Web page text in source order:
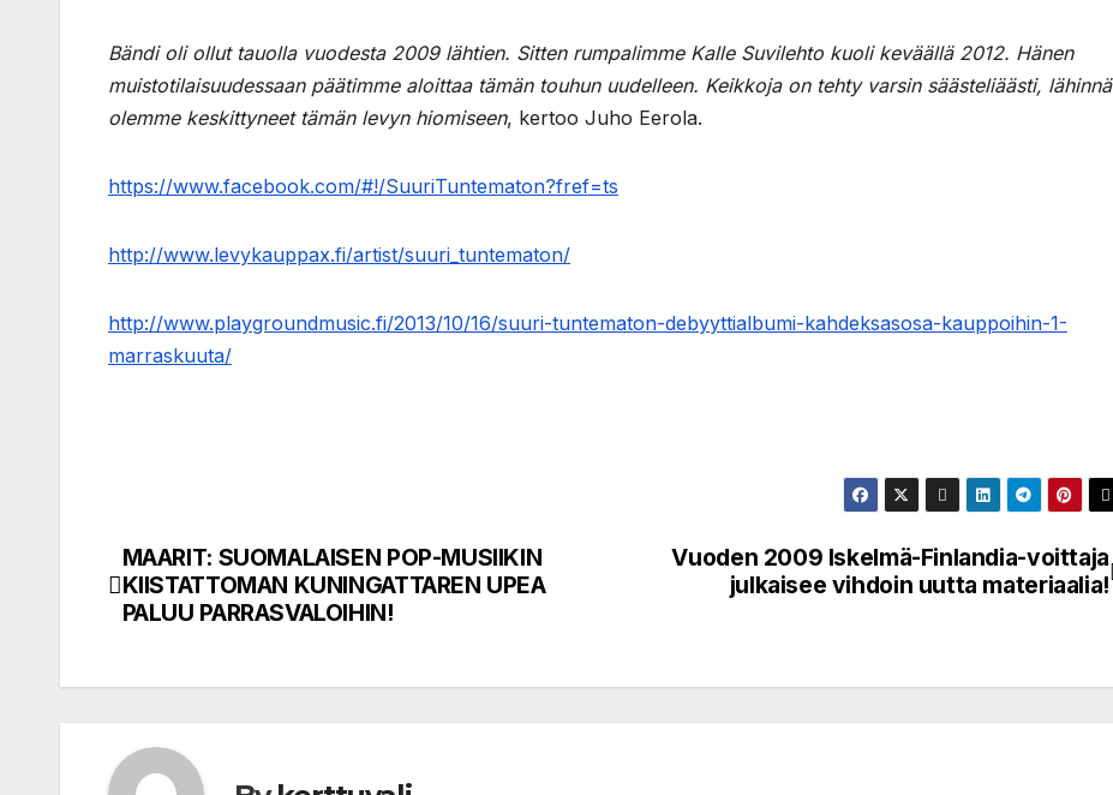
Bändi oli ollut tauolla vuodesta 2009 lähtien. Sitten rumpalimme Kalle Suvilehto kuoli keväällä 2012. Hänen
muistotilaisuudessaan päätimme aloittaa tämän touhun uudelleen. Keikkoja on tehty varsin säästeliäästi, lähinnä
olemme keskittyneet tämän levyn hiomiseen, kertoo Juho Eerola.
https://www.facebook.com/#!/SuuriTuntematon?fref=ts
http://www.levykauppax.fi/artist/suuri_tuntematon/
http://www.playgroundmusic.fi/2013/10/16/suuri-tuntematon-debyyttialbumi-kahdeksasosa-kauppoihin-1-
marraskuuta/
Post
navigation
Vuoden 2009 Iskelmä-Finlandia-voittaja
julkaisee vihdoin uutta materiaalia!
MAARIT: SUOMALAISEN POP-MUSIIKIN
KIISTATTOMAN KUNINGATTAREN UPEA
PALUU PARRASVALOIHIN!